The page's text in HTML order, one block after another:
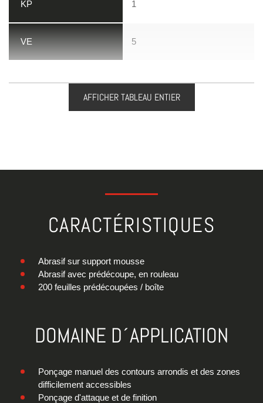
1
5
AFFICHER TABLEAU ENTIER
CARACTÉRISTIQUES
Abrasif sur support mousse
Abrasif avec prédécoupe, en rouleau
200 feuilles prédécoupées / boîte
DOMAINE D´APPLICATION
Ponçage manuel des contours arrondis et des zones
difficilement accessibles
Ponçage d'attaque et de finition